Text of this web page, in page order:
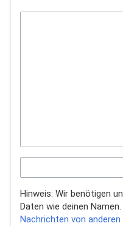
Hinweis: Wir benötigen
Daten wie deinen Namen.
Nachrichten von